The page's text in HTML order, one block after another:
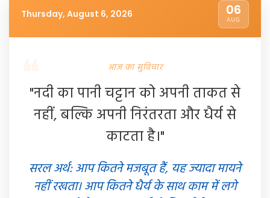
Thursday, August 6, 2026 06
AUG
आज का सुविचार
"नदी का पानी चट्टान को अपनी ताकत से
नहीं, बल्कि अपनी निरंतरता और धैर्य से
काटता है।"
सरल अर्थ: आप कितने मजबूत हैं, यह ज्यादा मायने
नहीं रखता। आप कितने धैर्य के साथ काम में लगे